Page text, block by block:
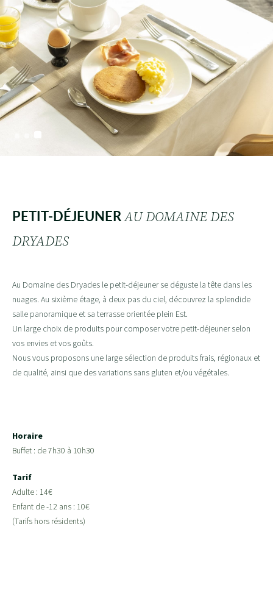
PETIT-DÉJEUNERAU DOMAINE DES
DRYADES
Au Domaine des Dryades le petit-déjeuner se déguste la tête dans les
nuages. Au sixième étage, à deux pas du ciel, découvrez la splendide
salle panoramique et sa terrasse orientée plein Est.
Un large choix de produits pour composer votre petit-déjeuner selon
vos envies et vos goûts.
Nous vous proposons une large sélection de produits frais, régionaux et
de qualité, ainsi que des variations sans gluten et/ou végétales.
Horaire
Buffet : de 7h30 à 10h30
Tarif
Adulte : 14€
Enfant de -12 ans : 10€
(Tarifs hors résidents)